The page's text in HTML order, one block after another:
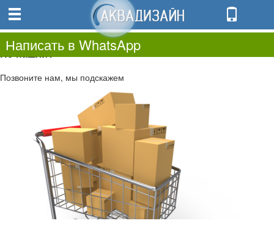
0.00
0
Не нашли?
Позвоните нам, мы подскажем
Написать в WhatsApp